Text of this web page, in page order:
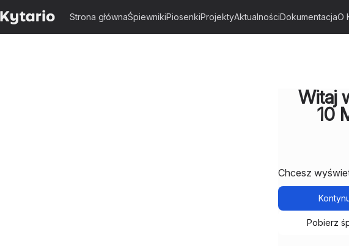
Strona głównaŚpiewnikiPiosenkiProjektyAktualnościDokumentacjaO
Witaj
10
Chcesz
Pobierz